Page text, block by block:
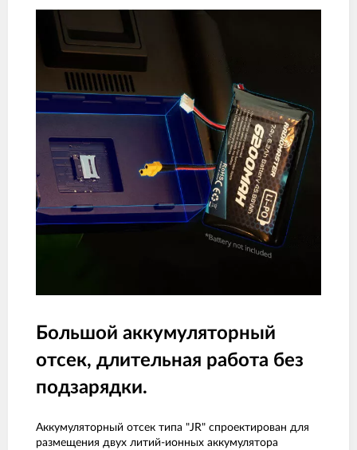
Большой аккумуляторный
отсек, длительная работа без
подзарядки.
Аккумуляторный отсек типа "JR" спроектирован для
размещения двух литий-ионных аккумулятора